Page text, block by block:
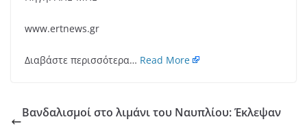
www.ertnews.gr
Διαβάστε περισσότερα… Read More
Βανδαλισμοί στο λιμάνι του Ναυπλίου: Έκλεψαν